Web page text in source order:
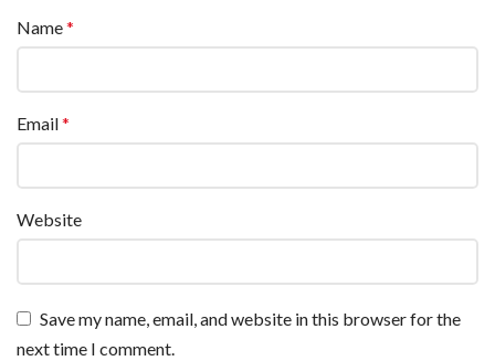
Name*
Email*
Website
Save my name, email, and website in this browser for the
next time I comment.